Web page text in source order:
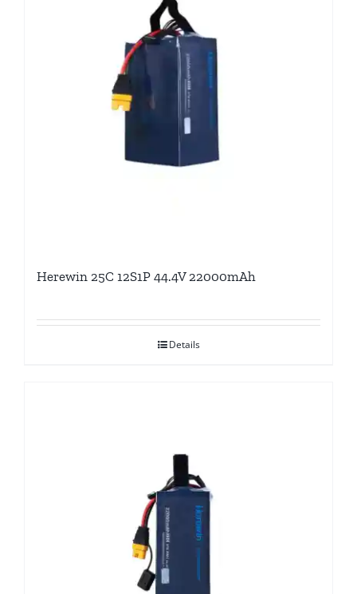
Herewin 25C 12S1P 44.4V 22000mAh
Details